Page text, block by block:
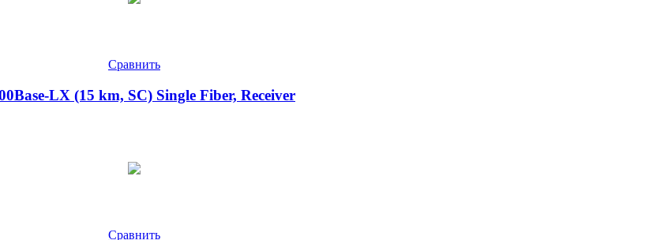
Сравнить
LX (15 km, SC) Single Fiber, Receiver
Сравнить